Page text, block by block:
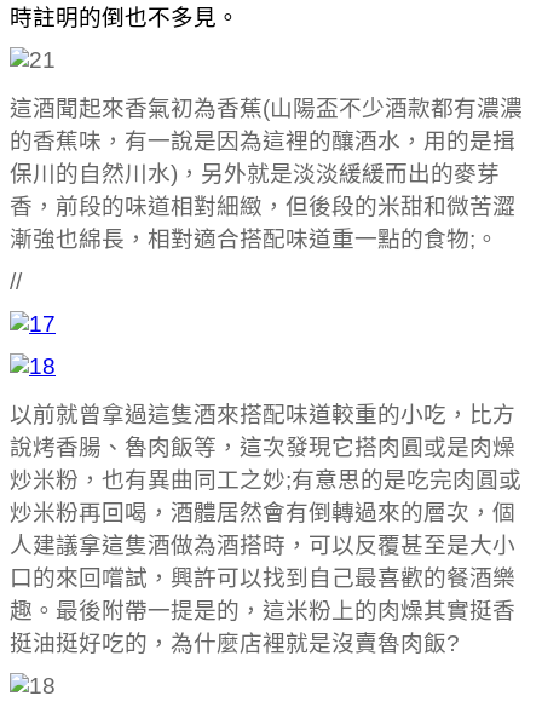
時註明的倒也不多見。
這酒聞起來香氣初為香蕉(山陽盃不少酒款都有濃濃
的香蕉味，有一說是因為這裡的釀酒水，用的是揖
保川的自然川水)，另外就是淡淡緩緩而出的麥芽
香，前段的味道相對細緻，但後段的米甜和微苦澀
漸強也綿長，相對適合搭配味道重一點的食物;。
//
以前就曾拿過這隻酒來搭配味道較重的小吃，比方
說烤香腸、魯肉飯等，這次發現它搭肉圓或是肉燥
炒米粉，也有異曲同工之妙;有意思的是吃完肉圓或
炒米粉再回喝，酒體居然會有倒轉過來的層次，個
人建議拿這隻酒做為酒搭時，可以反覆甚至是大小
口的來回嚐試，興許可以找到自己最喜歡的餐酒樂
趣。最後附帶一提是的，這米粉上的肉燥其實挺香
挺油挺好吃的，為什麼店裡就是沒賣魯肉飯?